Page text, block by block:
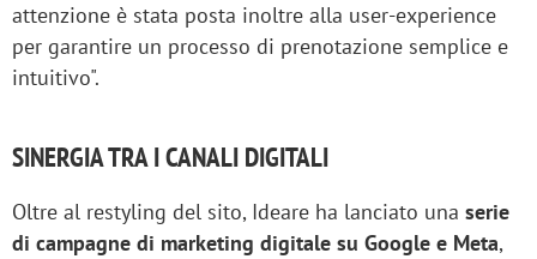
attenzione è stata posta inoltre alla user-experience
per garantire un processo di prenotazione semplice e
intuitivo".
SINERGIA TRA I CANALI DIGITALI
Oltre al restyling del sito, Ideare ha lanciato una serie
di campagne di marketing digitale su Google e Meta,